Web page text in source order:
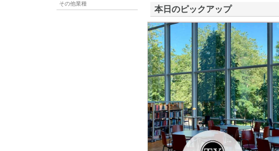
その他業種
本日のピックアップ